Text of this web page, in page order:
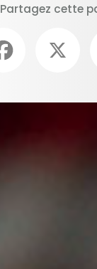
Partagez cette